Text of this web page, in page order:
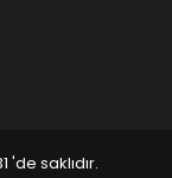
'de saklıdır.